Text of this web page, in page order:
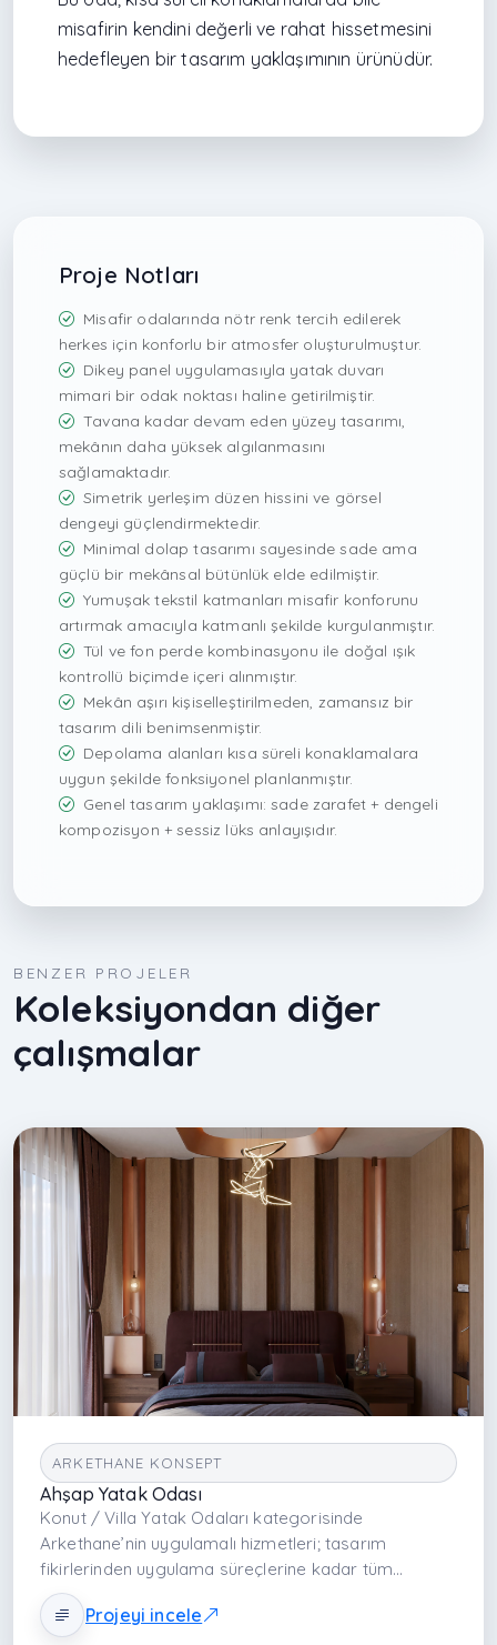
misafirin kendini değerli ve rahat hissetmesini
hedefleyen bir tasarım yaklaşımının ürünüdür.
Proje Notları
Misafir odalarında nötr renk tercih edilerek
herkes için konforlu bir atmosfer oluşturulmuştur.
Dikey panel uygulamasıyla yatak duvarı
mimari bir odak noktası haline getirilmiştir.
Tavana kadar devam eden yüzey tasarımı,
mekânın daha yüksek algılanmasını
sağlamaktadır.
Simetrik yerleşim düzen hissini ve görsel
dengeyi güçlendirmektedir.
Minimal dolap tasarımı sayesinde sade ama
güçlü bir mekânsal bütünlük elde edilmiştir.
Yumuşak tekstil katmanları misafir konforunu
artırmak amacıyla katmanlı şekilde kurgulanmıştır.
Tül ve fon perde kombinasyonu ile doğal ışık
kontrollü biçimde içeri alınmıştır.
Mekân aşırı kişiselleştirilmeden, zamansız bir
tasarım dili benimsenmiştir.
Depolama alanları kısa süreli konaklamalara
uygun şekilde fonksiyonel planlanmıştır.
Genel tasarım yaklaşımı: sade zarafet + dengeli
kompozisyon + sessiz lüks anlayışıdır.
BENZER PROJELER
Koleksiyondan diğer
çalışmalar
ARKETHANE KONSEPT
Ahşap Yatak Odası
Konut / Villa Yatak Odaları kategorisinde
Arkethane’nin uygulamalı hizmetleri; tasarım
fikirlerinden uygulama süreçlerine kadar tüm
aşamaları kapsayan bir yaklaşımdır. Fonksiyonel
yerleşim, ergonomi, malzeme seçimi ve detaylı
Projeyi incele